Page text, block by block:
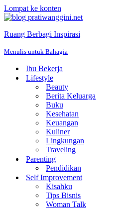
Lompat ke konten
Ruang Berbagi Inspirasi
Menulis untuk Bahagia
Ibu Bekerja
Lifestyle
Beauty
Berita Keluarga
Buku
Kesehatan
Keuangan
Kuliner
Lingkungan
Traveling
Parenting
Pendidikan
Self Improvement
Kisahku
Tips Bisnis
Woman Talk